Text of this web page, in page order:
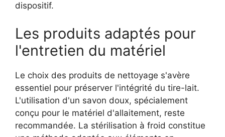
dispositif.
Les produits adaptés pour
l'entretien du matériel
Le choix des produits de nettoyage s'avère
essentiel pour préserver l'intégrité du tire-lait.
L'utilisation d'un savon doux, spécialement
conçu pour le matériel d'allaitement, reste
recommandée. La stérilisation à froid constitue